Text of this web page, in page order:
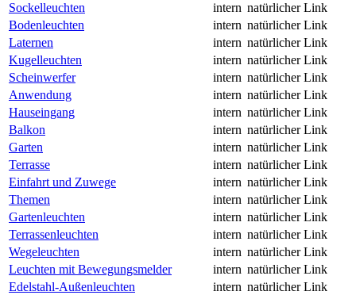
Sockelleuchten
intern natürlicher Link
Bodenleuchten
intern natürlicher Link
Laternen
intern natürlicher Link
Kugelleuchten
intern natürlicher Link
Scheinwerfer
intern natürlicher Link
Anwendung
intern natürlicher Link
Hauseingang
intern natürlicher Link
Balkon
intern natürlicher Link
Garten
intern natürlicher Link
Terrasse
intern natürlicher Link
Einfahrt und Zuwege
intern natürlicher Link
Themen
intern natürlicher Link
Gartenleuchten
intern natürlicher Link
Terrassenleuchten
intern natürlicher Link
Wegeleuchten
intern natürlicher Link
Leuchten mit Bewegungsmelder
intern natürlicher Link
Edelstahl-Außenleuchten
intern natürlicher Link